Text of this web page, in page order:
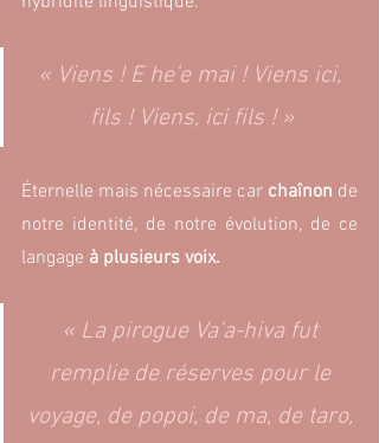
« Viens ! E he’e mai ! Viens ici,
fils ! Viens, ici fils ! »
Éternelle mais nécessaire car chaînon de
notre identité, de notre évolution, de ce
langage à plusieurs voix.
« La pirogue Va’a-hiva fut
remplie de réserves pour le
voyage, de popoi, de ma, de taro,